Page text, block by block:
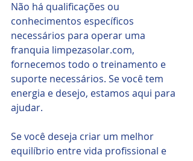
Não há qualificações ou
conhecimentos específicos
necessários para operar uma
franquia limpezasolar.com,
fornecemos todo o treinamento e
suporte necessários. Se você tem
energia e desejo, estamos aqui para
ajudar.
Se você deseja criar um melhor
equilíbrio entre vida profissional e